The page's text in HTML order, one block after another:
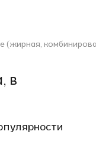
(жирная,
в